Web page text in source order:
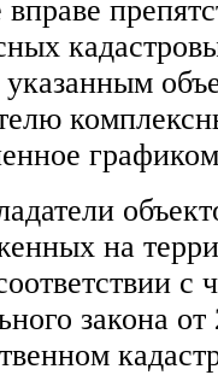
вправе
указанным
на
с
закона